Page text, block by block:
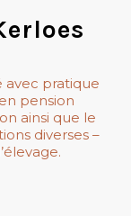
avec pratique
pension
ainsi que le
diverses –